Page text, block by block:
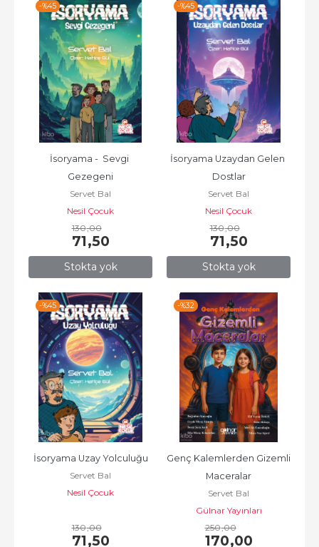
-%45
Stokta yok
İsoryama -  Sevgi
Gezegeni
Servet Bal
Nesil Çocuk
130,00
71,50
-%45
Stokta yok
İsoryama Uzaydan Gelen
Dostlar
Servet Bal
Nesil Çocuk
130,00
71,50
-%45
İsoryama Uzay Yolculuğu
Servet Bal
Nesil Çocuk
130,00
71,50
-%32
Genç Kalemlerden Gizemli
Maceralar
Servet Bal
Gülnar Yayınları
250,00
170,00